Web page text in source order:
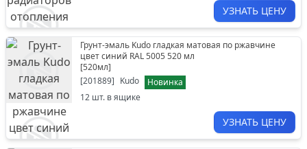
УЗНАТЬ ЦЕНУ
Грунт-эмаль Kudo гладкая матовая по ржавчине
цвет синий RAL 5005 520 мл
[520мл]
[201889] Kudo
Новинка
12 шт. в ящике
УЗНАТЬ ЦЕНУ